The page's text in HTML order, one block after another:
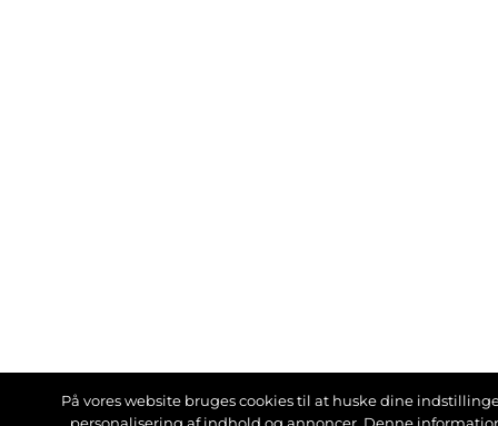
På vores website bruges cookies til at huske dine